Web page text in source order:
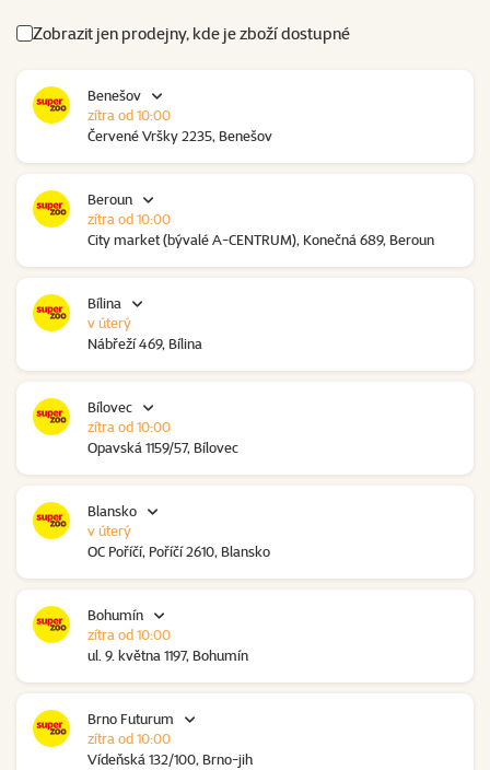
Zobrazit jen prodejny, kde je zboží dostupné
Benešov
Červené Vršky 2235, Benešov
zítra od 10:00
Beroun
City market (bývalé A-CENTRUM), Konečná 689, Beroun
zítra od 10:00
Bílina
Nábřeží 469, Bílina
v úterý
Bílovec
Opavská 1159/57, Bílovec
zítra od 10:00
Blansko
OC Poříčí, Poříčí 2610, Blansko
v úterý
Bohumín
ul. 9. května 1197, Bohumín
zítra od 10:00
Brno Futurum
Vídeňská 132/100, Brno-jih
zítra od 10:00